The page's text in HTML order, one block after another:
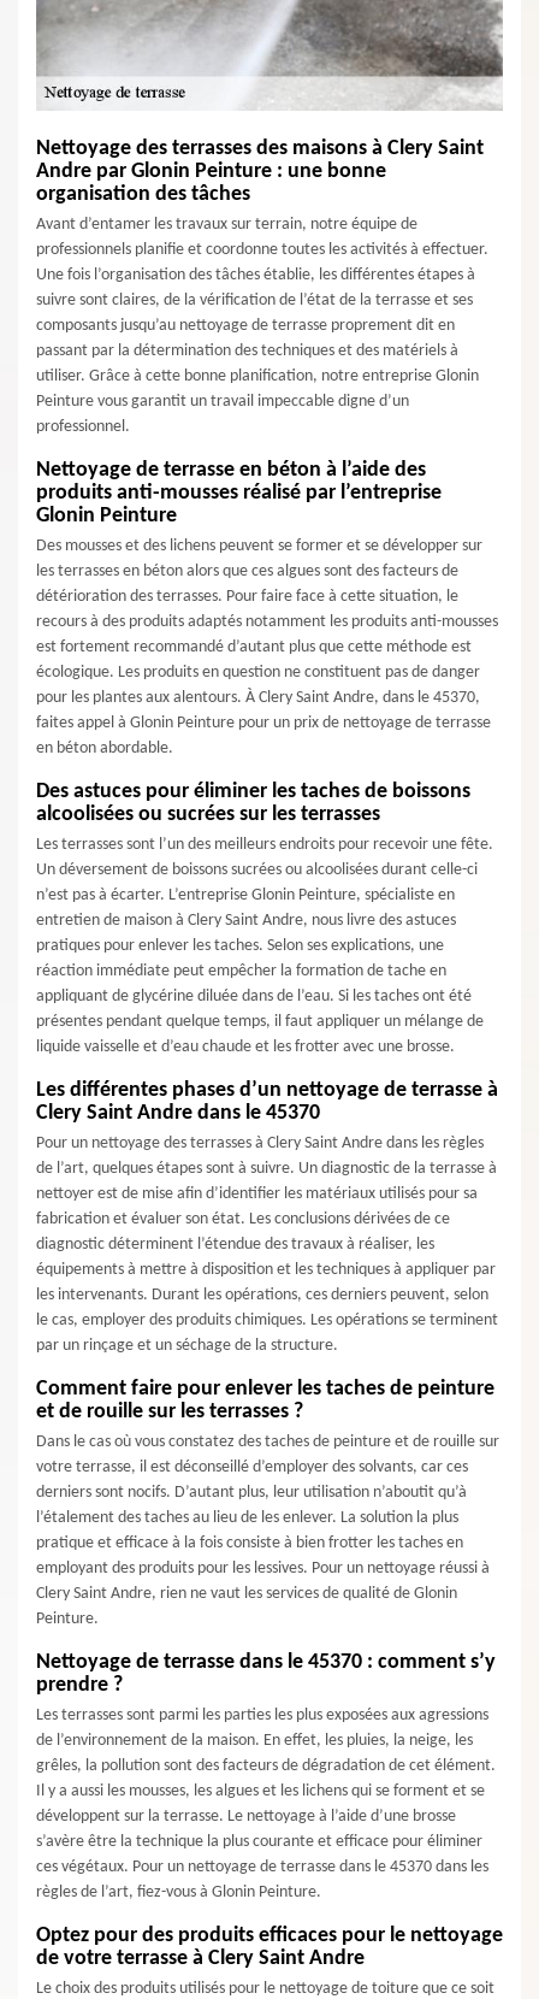
Nettoyage des terrasses des maisons à Clery Saint
Andre par Glonin Peinture : une bonne
organisation des tâches
Avant d’entamer les travaux sur terrain, notre équipe de
professionnels planifie et coordonne toutes les activités à effectuer.
Une fois l’organisation des tâches établie, les différentes étapes à
suivre sont claires, de la vérification de l’état de la terrasse et ses
composants jusqu’au nettoyage de terrasse proprement dit en
passant par la détermination des techniques et des matériels à
utiliser. Grâce à cette bonne planification, notre entreprise Glonin
Peinture vous garantit un travail impeccable digne d’un
professionnel.
Nettoyage de terrasse en béton à l’aide des
produits anti-mousses réalisé par l’entreprise
Glonin Peinture
Des mousses et des lichens peuvent se former et se développer sur
les terrasses en béton alors que ces algues sont des facteurs de
détérioration des terrasses. Pour faire face à cette situation, le
recours à des produits adaptés notamment les produits anti-mousses
est fortement recommandé d’autant plus que cette méthode est
écologique. Les produits en question ne constituent pas de danger
pour les plantes aux alentours. À Clery Saint Andre, dans le 45370,
faites appel à Glonin Peinture pour un prix de nettoyage de terrasse
en béton abordable.
Des astuces pour éliminer les taches de boissons
alcoolisées ou sucrées sur les terrasses
Les terrasses sont l’un des meilleurs endroits pour recevoir une fête.
Un déversement de boissons sucrées ou alcoolisées durant celle-ci
n’est pas à écarter. L’entreprise Glonin Peinture, spécialiste en
entretien de maison à Clery Saint Andre, nous livre des astuces
pratiques pour enlever les taches. Selon ses explications, une
réaction immédiate peut empêcher la formation de tache en
appliquant de glycérine diluée dans de l’eau. Si les taches ont été
présentes pendant quelque temps, il faut appliquer un mélange de
liquide vaisselle et d’eau chaude et les frotter avec une brosse.
Les différentes phases d’un nettoyage de terrasse à
Clery Saint Andre dans le 45370
Pour un nettoyage des terrasses à Clery Saint Andre dans les règles
de l’art, quelques étapes sont à suivre. Un diagnostic de la terrasse à
nettoyer est de mise afin d’identifier les matériaux utilisés pour sa
fabrication et évaluer son état. Les conclusions dérivées de ce
diagnostic déterminent l’étendue des travaux à réaliser, les
équipements à mettre à disposition et les techniques à appliquer par
les intervenants. Durant les opérations, ces derniers peuvent, selon
le cas, employer des produits chimiques. Les opérations se terminent
par un rinçage et un séchage de la structure.
Comment faire pour enlever les taches de peinture
et de rouille sur les terrasses ?
Dans le cas où vous constatez des taches de peinture et de rouille sur
votre terrasse, il est déconseillé d’employer des solvants, car ces
derniers sont nocifs. D’autant plus, leur utilisation n’aboutit qu’à
l’étalement des taches au lieu de les enlever. La solution la plus
pratique et efficace à la fois consiste à bien frotter les taches en
employant des produits pour les lessives. Pour un nettoyage réussi à
Clery Saint Andre, rien ne vaut les services de qualité de Glonin
Peinture.
Nettoyage de terrasse dans le 45370 : comment s’y
prendre ?
Les terrasses sont parmi les parties les plus exposées aux agressions
de l’environnement de la maison. En effet, les pluies, la neige, les
grêles, la pollution sont des facteurs de dégradation de cet élément.
Il y a aussi les mousses, les algues et les lichens qui se forment et se
développent sur la terrasse. Le nettoyage à l’aide d’une brosse
s’avère être la technique la plus courante et efficace pour éliminer
ces végétaux. Pour un nettoyage de terrasse dans le 45370 dans les
règles de l’art, fiez-vous à Glonin Peinture.
Optez pour des produits efficaces pour le nettoyage
de votre terrasse à Clery Saint Andre
Le choix des produits utilisés pour le nettoyage de toiture que ce soit